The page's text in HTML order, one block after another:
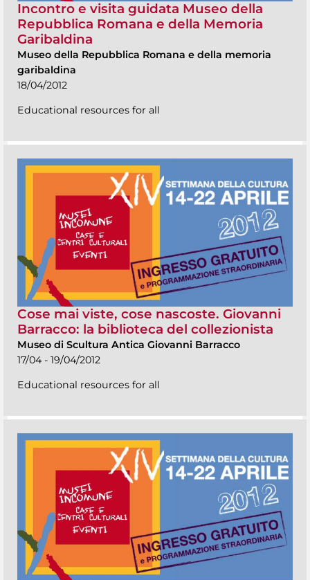
Incontro e visita guidata Museo della
Repubblica Romana e della Memoria
Garibaldina
Museo della Repubblica Romana e della memoria
garibaldina
18/04/2012
Educational resources for all
Cose mai viste, cose nascoste. Giovanni
Barracco: la biblioteca del collezionista
Museo di Scultura Antica Giovanni Barracco
17/04 - 19/04/2012
Educational resources for all